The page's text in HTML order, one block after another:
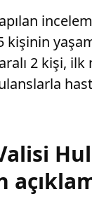
2 kişi,